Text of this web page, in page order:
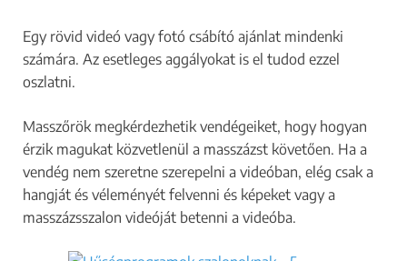
Egy rövid videó vagy fotó csábító ajánlat mindenki
számára. Az esetleges aggályokat is el tudod ezzel
oszlatni.
Masszőrök megkérdezhetik vendégeiket, hogy hogyan
érzik magukat közvetlenül a masszázst követően. Ha a
vendég nem szeretne szerepelni a videóban, elég csak a
hangját és véleményét felvenni és képeket vagy a
masszázsszalon videóját betenni a videóba.